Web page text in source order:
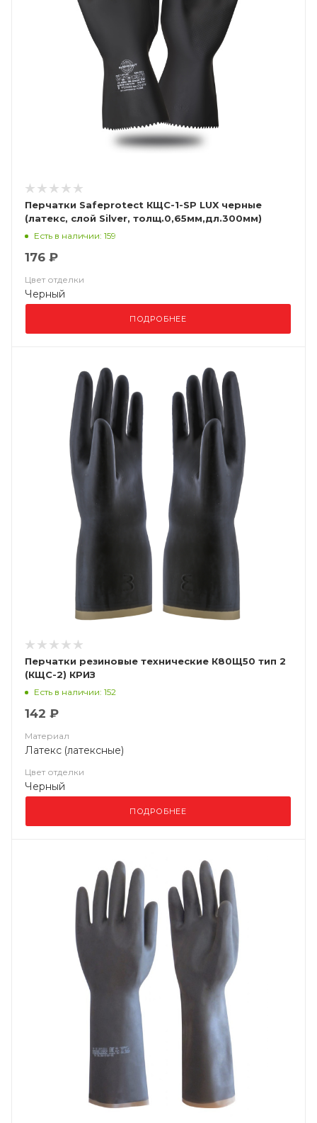
Перчатки Safeprotect КЩС-1-SP LUX черные
(латекс, слой Silver, толщ.0,65мм,дл.300мм)
(х12х144)
Есть в наличии: 159
176 ₽
Цвет отделки
Черный
ПОДРОБНЕЕ
Перчатки резиновые технические К80Щ50 тип 2
(КЩС-2) КРИЗ
Есть в наличии: 152
142 ₽
Материал
Латекс (латексные)
Цвет отделки
Черный
ПОДРОБНЕЕ